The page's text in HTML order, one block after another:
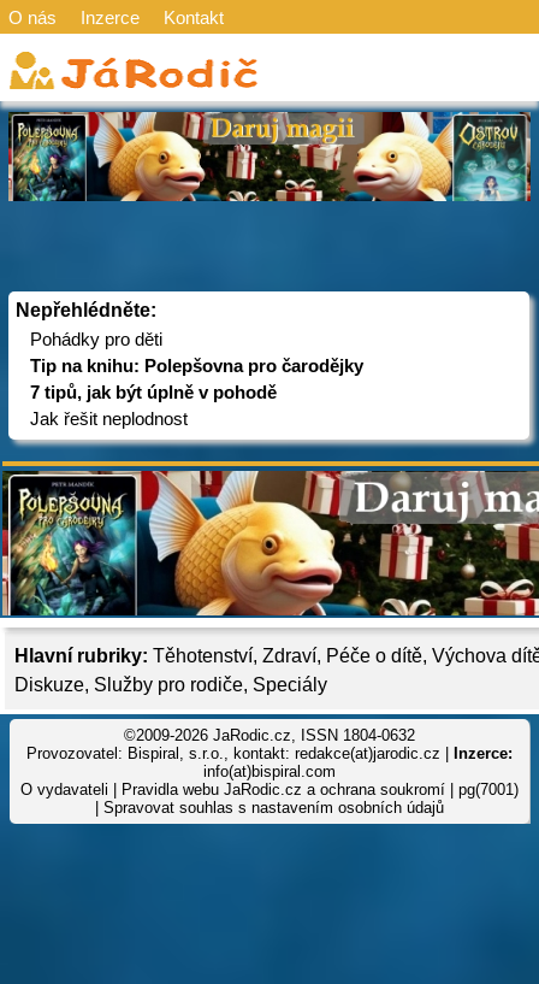
O nás Inzerce Kontakt
Nepřehlédněte:
Pohádky pro děti
Tip na knihu: Polepšovna pro čarodějky
7 tipů, jak být úplně v pohodě
Jak řešit neplodnost
Hlavní rubriky: Těhotenství, Zdraví, Péče o dítě, Výchova
Diskuze, Služby pro rodiče, Speciály
©2009-2026 JaRodic.cz, ISSN 1804-0632
Provozovatel: Bispiral, s.r.o., kontakt: redakce(at)jarodic.cz |
Inzerce:
info(at)bispiral.com
O vydavateli
Pravidla webu JaRodic.cz a ochrana soukromí | pg(7001)
Spravovat souhlas s nastavením osobních údajů